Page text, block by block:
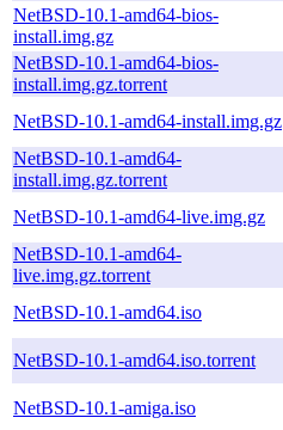
NetBSD-10.1-amd64-bios-
install.img.gz
NetBSD-10.1-amd64-bios-
install.img.gz.torrent
NetBSD-10.1-amd64-install.img.gz
NetBSD-10.1-amd64-
install.img.gz.torrent
NetBSD-10.1-amd64-live.img.gz
NetBSD-10.1-amd64-
live.img.gz.torrent
NetBSD-10.1-amd64.iso
NetBSD-10.1-amd64.iso.torrent
NetBSD-10.1-amiga.iso